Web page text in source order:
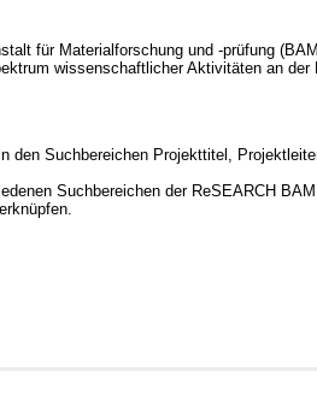
für Materialforschung und -prüfung
wissenschaftlicher Aktivitäten an der
Suchbereichen Projekttitel,
Suchbereichen der ReSEARCH